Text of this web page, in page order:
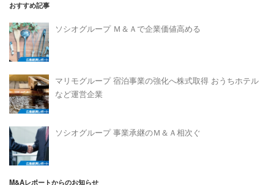
おすすめ記事
ソシオグループ Ｍ＆Ａで企業価値高める
マリモグループ 宿泊事業の強化へ株式取得 おうちホテル
など運営企業
ソシオグループ 事業承継のＭ＆Ａ相次ぐ
M&Aレポートからのお知らせ